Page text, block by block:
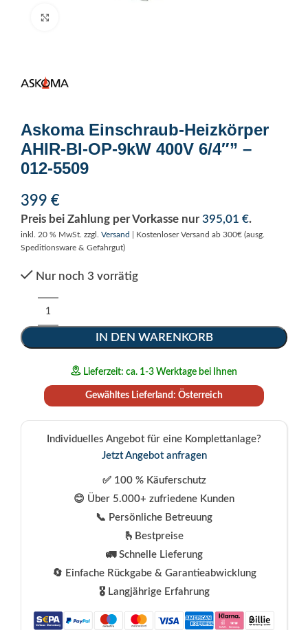
Askoma Einschraub-Heizkörper
AHIR-BI-OP-9kW 400V 6/4″” –
012-5509
399 €
Preis bei Zahlung per Vorkasse nur395,01 €.
inkl. 20 % MwSt. zzgl. Versand
| Kostenloser Versand ab 300€ (ausg.
Speditionsware & Gefahrgut)
Nur noch 3 vorrätig
IN DEN WARENKORB
Lieferzeit: ca. 1-3 Werktage bei Ihnen
Gewähltes Lieferland: Österreich
Individuelles Angebot für eine Komplettanlage?
Jetzt Angebot anfragen
✅ 100 % Käuferschutz
😊 Über 5.000+ zufriedene Kunden
📞 Persönliche Betreuung
🫰Bestpreise
🚛 Schnelle Lieferung
🔄 Einfache Rückgabe & Garantieabwicklung
🎖️ Langjährige Erfahrung